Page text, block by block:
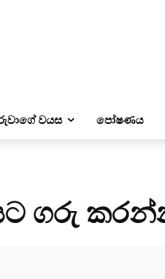
වයස පෝෂණය
ගරු